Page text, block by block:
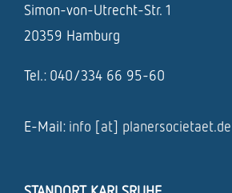
Simon-von-Utrecht-Str. 1
20359 Hamburg
Tel.: 040/334 66 95-60
E-Mail: info [at] planersocietaet.de